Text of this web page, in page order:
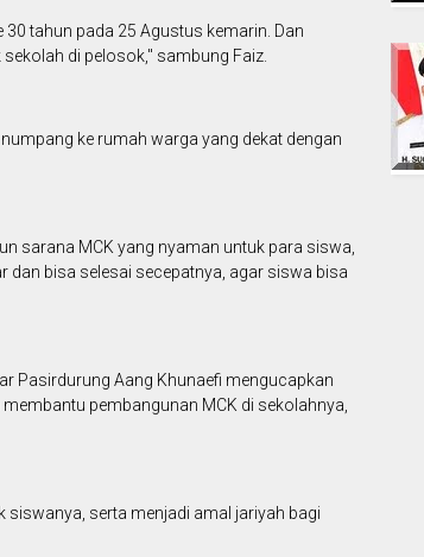
tahun pada 25 Agustus kemarin. Dan
di pelosok," sambung Faiz.
ke rumah warga yang dekat dengan
sarana MCK yang nyaman untuk para siswa,
bisa selesai secepatnya, agar siswa bisa
Pasirdurung Aang Khunaefi mengucapkan
pembangunan MCK di sekolahnya,
siswanya, serta menjadi amal jariyah bagi